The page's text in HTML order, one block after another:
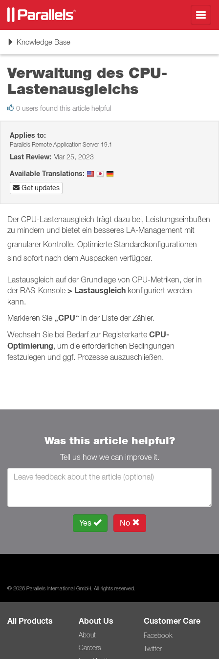
ToggleKnowledge Base
Verwaltung des CPU-
Lastenausgleichs
0 users found this article helpful
Applies to:
Parallels Remote Application Server 19.1
Last Review: Mar 25, 2023
Available Translations:
Get updates
Der CPU-Lastenausgleich trägt dazu bei, Leistungseinbußen
zu mindern und bietet ein besseres LA-Management mit
granularer Kontrolle. Optimierte Standardkonfigurationen
sind sofort nach dem Auspacken verfügbar.
Lastausgleich auf der Grundlage von CPU-Metriken, der in
der RAS-Konsole > Lastausgleich konfiguriert werden
kann.
Markieren Sie „CPU“ in der Liste der Zähler.
Wechseln Sie bei Bedarf zur Registerkarte CPU-
Optimierung, um die erforderlichen Bedingungen
festzulegen und ggf. Prozesse auszuschließen.
Was this article helpful?
Tell us how we can improve it.
Yes No
© 2026 Parallels International GmbH. All rights reserved.
All Products About Us
About
Careers
Customer Care
Facebook
Twitter